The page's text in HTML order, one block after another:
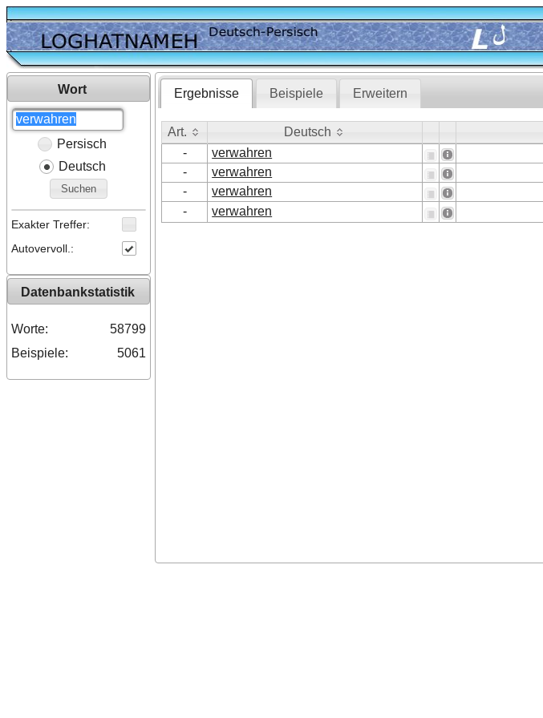
Wort
Persisch
Deutsch
Suchen
Exakter Treffer:
Autovervoll.:
Datenbankstatistik
Worte:
58799
Beispiele:
5061
Ergebnisse Beispiele Erweitern
Art. Deutsch
Art.
- verwahren
-
verwahren
-
verwahren
-
verwahren